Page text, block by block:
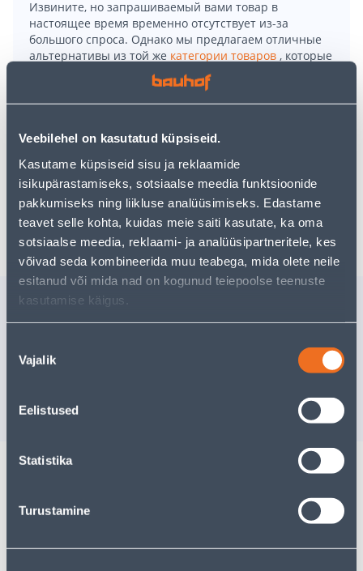
Veebilehel on kasutatud küpsiseid.
Kasutame küpsiseid sisu ja reklaamide
isikupärastamiseks, sotsiaalse meedia funktsioonide
pakkumiseks ning liikluse analüüsimiseks. Edastame
teavet selle kohta, kuidas meie saiti kasutate, ka oma
sotsiaalse meedia, reklaami- ja analüüsipartneritele, kes
võivad seda kombineerida muu teabega, mida olete neile
esitanud või mida nad on kogunud teiepoolse teenuste
kasutamise käigus.
valik
Vajalik
Eelistused
Statistika
Turustamine
Извините, но запрашиваемый вами товар в
настоящее время временно отсутствует из-за
большого спроса. Однако мы предлагаем отличные
альтернативы из той же категории товаров , которые
могут вам понравиться!
Но ваш шопинг не должен заканчиваться здесь - вы
можете продолжить свои исследования, вернувшись
функцию поиска, чтобы найти еще более приятные
Доставка невозможна
Похожие продукты
SÄILITUSKARP 3TK PAKIS